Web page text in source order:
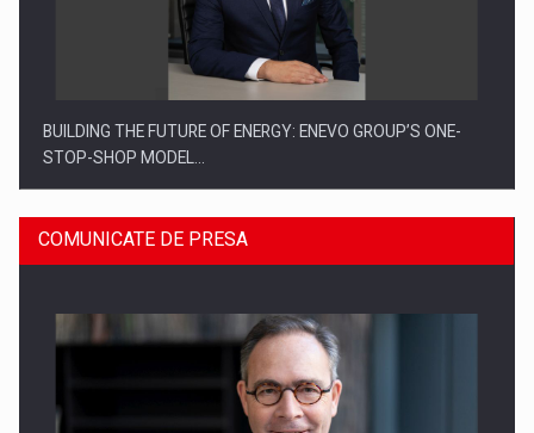
BUILDING THE FUTURE OF ENERGY: ENEVO GROUP’S ONE-
STOP-SHOP MODEL…
COMUNICATE DE PRESA